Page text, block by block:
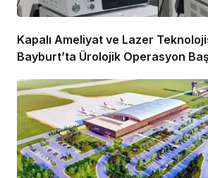
Kapalı Ameliyat ve Lazer
Bayburt’ta Ürolojik Operasyon